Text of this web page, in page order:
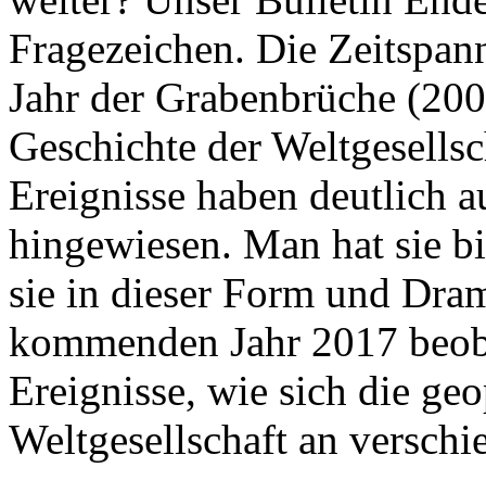
Fragezeichen. Die
Jahr der Grabenbrüche
Geschichte der
Ereignisse haben deutlich
hingewiesen. Man hat sie
sie in dieser Form und
kommenden Jahr 2017
Ereignisse, wie sich die
Weltgesellschaft an